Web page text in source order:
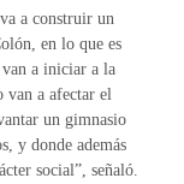
a construir un
en lo que es
van a iniciar a la
van a afectar el
un gimnasio
y donde además
social”, señaló.